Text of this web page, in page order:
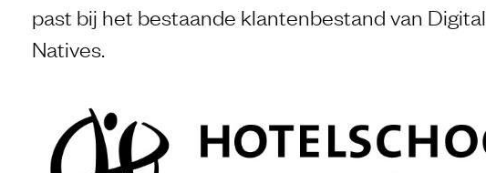
past bij het bestaande klantenbestand van Digital
Natives.